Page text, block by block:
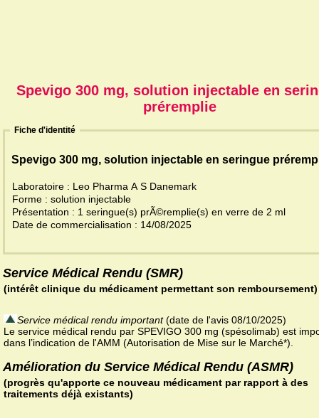
Spevigo 300 mg, solution injectable en
préremplie
Fiche d'identité
Spevigo 300 mg, solution injectable en seringue
Laboratoire : Leo Pharma A S Danemark
Forme : solution injectable
Présentation : 1 seringue(s) prÃ©remplie(s) en verre de 2 ml
Date de commercialisation : 14/08/2025
Service Médical Rendu (SMR)
(intérêt clinique du médicament permettant son remboursement)
Service médical rendu important(date de l'avis 08/10/2025)
Le service médical rendu par SPEVIGO 300 mg (spésolimab) est
dans l’indication de l'AMM (Autorisation de Mise sur le Marché*).
Amélioration du Service Médical Rendu (ASMR)
(progrès qu'apporte ce nouveau médicament par rapport à des
traitements déjà existants)